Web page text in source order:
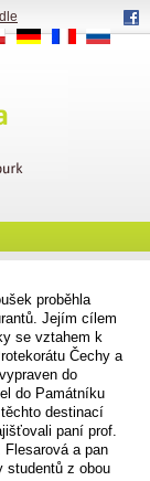
proběhla
Jejím cílem
se vztahem k
Čechy a
do
do Památníku
destinací
paní prof.
Flesarová a pan
studentů z obou
DE FR RU